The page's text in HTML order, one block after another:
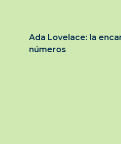
Ada Lovelace: la
números